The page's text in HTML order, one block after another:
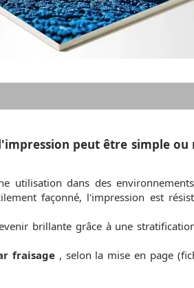
peut être simple ou
utilisation dans des
façonné, l'impression est
brillante grâce à une
fraisage , selon la mise en page